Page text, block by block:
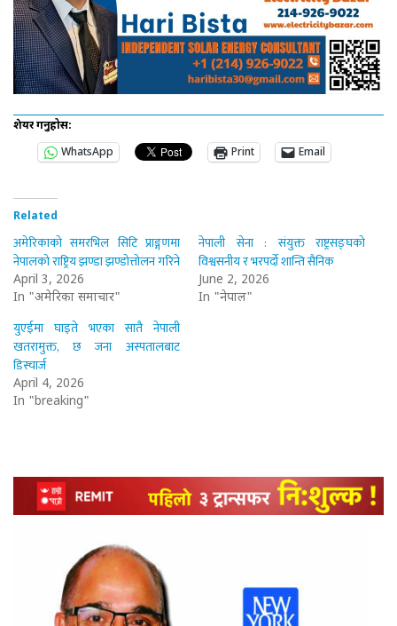
शेयर गर्नुहोस:
WhatsApp
Print Email
Related
अमेरिकाको समरभिल सिटि प्राङ्गणमा
नेपालको राष्ट्रिय झण्डा झण्डोत्तोलन गरिने
April 3, 2026
In "अमेरिका समाचार"
नेपाली सेना : संयुक्त राष्ट्रसङ्घको
विश्वसनीय र भरपर्दो शान्ति सैनिक
June 2, 2026
In "नेपाल"
युएईमा घाइते भएका सातै नेपाली
खतरामुक्त, छ जना अस्पतालबाट
डिस्चार्ज
April 4, 2026
In "breaking"